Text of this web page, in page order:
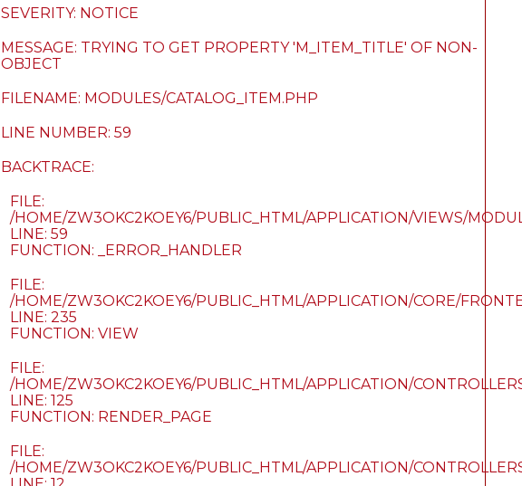
SEVERITY: NOTICE
MESSAGE: TRYING TO GET PROPERTY 'M_ITEM_TITLE' OF NON-
OBJECT
FILENAME: MODULES/CATALOG_ITEM.PHP
LINE NUMBER: 59
BACKTRACE:
FILE:
/HOME/ZW3OKC2KOEY6/PUBLIC_HTML/APPLICATION/VIEWS/
LINE: 59
FUNCTION: _ERROR_HANDLER
FILE:
/HOME/ZW3OKC2KOEY6/PUBLIC_HTML/APPLICATION/CORE/
LINE: 235
FUNCTION: VIEW
FILE:
/HOME/ZW3OKC2KOEY6/PUBLIC_HTML/APPLICATION/
LINE: 125
FUNCTION: RENDER_PAGE
FILE:
/HOME/ZW3OKC2KOEY6/PUBLIC_HTML/APPLICATION/